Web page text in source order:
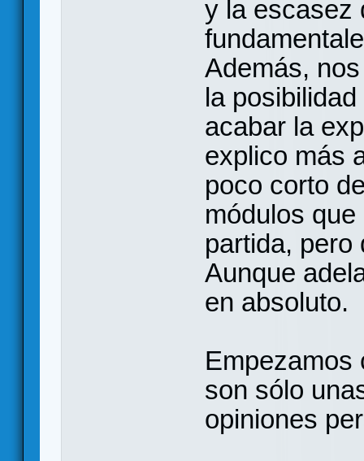
y la escasez
Además,
la
acabar la
explico más
poco corto
módulos
partida, pero
Aunque
en absoluto.
Empezamos
son sólo
opiniones